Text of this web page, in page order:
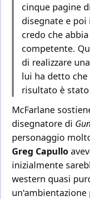
cinque pagine
disegnate e
credo che
competente.
di realizzare
lui ha detto
risultato è
McFarlane
disegnatore di
personaggio
Greg Capullo
inizialmente
western quasi